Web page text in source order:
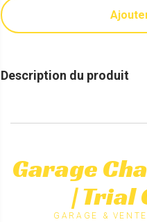
Description du produit
Garage
| Trial
GARAGE &